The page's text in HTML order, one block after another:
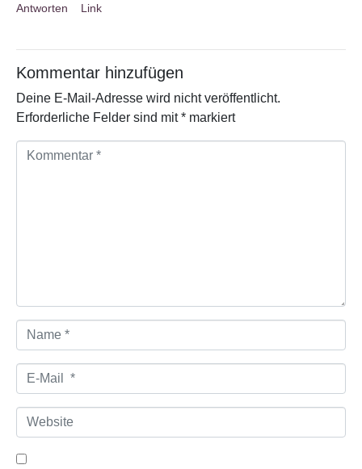
Antworten Link
Kommentar hinzufügen
Deine E-Mail-Adresse wird nicht veröffentlicht.
Erforderliche Felder sind mit* markiert
K
N
eE
a
*
W
s